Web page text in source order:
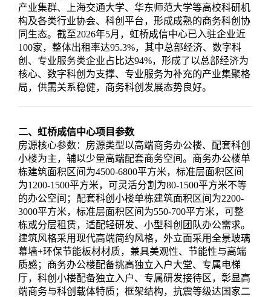
产业集群、上海交通大学、华东师范大学等高校科研机
构及各类行业协会、科创平台，形成成熟的商务科创协
同生态。截至2026年5月，虹桥成信中心已入驻企业近
100家，整体出租率达95.3%，其中总部经济、数字科
创、专业服务类企业占比达94%，形成了以总部经济为
核心、数字科创为支撑、专业服务为补充的产业集聚格
局，供需关系稳健，商务科创发展态势良好。
二、虹桥成信中心项目参数
房源核心参数：房源类型以高端商务办公楼、配套科创
小楼为主，辅以少量高端配套商务空间。商务办公楼单
栋建筑面积区间为4500-6800平方米，标准层面积区间
为1200-1500平方米，可灵活分割为80-1500平方米不等
的办公空间；配套科创小楼单栋建筑面积区间为2200-
3000平方米，标准层面积区间为550-700平方米，可整
栋或分层租赁，适配轻研发、小型科创团队办公需求。
建筑风格采用现代高端简约风格，外立面采用全景玻璃
幕墙+环保节能板材材质，兼具美观性、节能性与高端
质感；商务办公楼配备挑高独立入户大堂、专属电梯
厅，科创小楼配备独立入户、专属研发接待区，彰显高
端商务与科创载体特质；框架结构，抗震等级达国家二